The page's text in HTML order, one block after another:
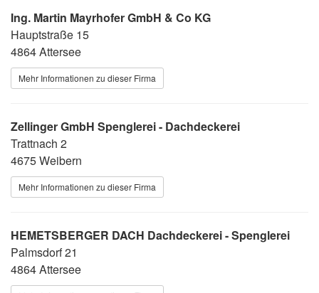
Ing. Martin Mayrhofer GmbH & Co KG
Hauptstraße 15
4864 Attersee
Mehr Informationen zu dieser Firma
Zellinger GmbH Spenglerei - Dachdeckerei
Trattnach 2
4675 Weibern
Mehr Informationen zu dieser Firma
HEMETSBERGER DACH Dachdeckerei - Spenglerei
Palmsdorf 21
4864 Attersee